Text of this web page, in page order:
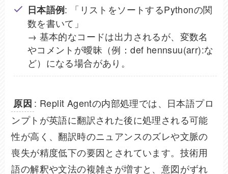
日本語例: 「リストをソートするPythonの関
数を書いて」
→ 基本的なコードは出力されるが、変数名
やコメントが曖昧（例：def hennsuu(arr):な
ど）になる場合があり。
原因 : Replit Agentの内部処理では、日本語プロ
ンプトが英語に翻訳された後に処理される可能
性が高く、翻訳時のニュアンスのズレや文脈の
喪失が精度低下の要因とされています。技術用
語の解釈や文法の複雑さが増すと、意図がずれ